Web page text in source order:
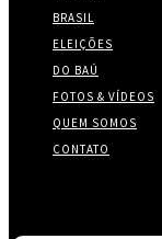
BRASIL
ELEIÇÕES
DO BAÚ
FOTOS & VÍDEOS
QUEM SOMOS
CONTATO